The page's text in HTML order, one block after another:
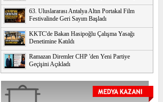
63. Uluslararası Antalya Altın Portakal Film
Festivalinde Geri Sayım Başladı
KKTC'de Bakan Hasipoğlu Çalışma Yasağı
Denetimine Katıldı
Ramazan Diremler CHP 'den Yeni Partiye
Geçişini Açıkladı